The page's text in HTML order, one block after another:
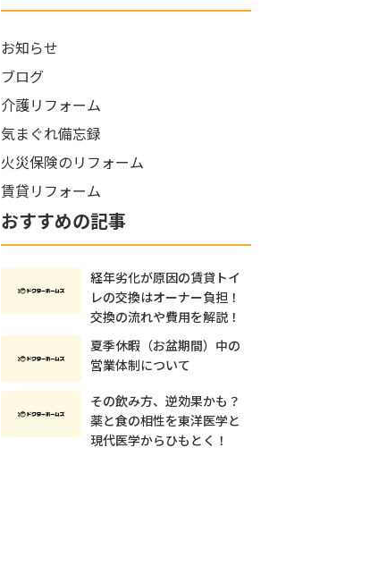
お知らせ
ブログ
介護リフォーム
気まぐれ備忘録
火災保険のリフォーム
賃貸リフォーム
おすすめの記事
経年劣化が原因の賃貸トイ
レの交換はオーナー負担！
交換の流れや費用を解説！
夏季休暇（お盆期間）中の
営業体制について
その飲み方、逆効果かも？
薬と食の相性を東洋医学と
現代医学からひもとく！